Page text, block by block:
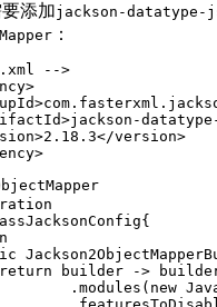
添加jackson-datatype-
：
-->
version>
builder ->